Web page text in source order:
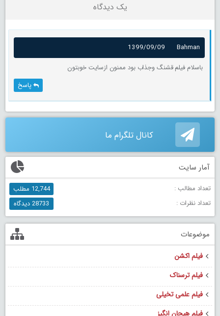
یک دیدگاه
Bahman
1399/09/09
باسلام فیلم قشنگ وجذاب بود ممنون ازسایت خوبتون
پاسخ
کانال تلگرام ما
آمار سایت
تعداد مطالب :
12,744 مطلب
تعداد نظرات :
28733 دیدگاه
موضوعات
فیلم اکشن
فیلم ترسناک
فیلم علمی تخیلی
فیلم هیجان انگیز